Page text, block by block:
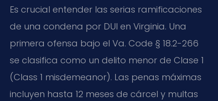
Es crucial entender las serias ramificaciones
de una condena por DUI en Virginia. Una
primera ofensa bajo el Va. Code § 18.2-266
se clasifica como un delito menor de Clase 1
(Class 1 misdemeanor). Las penas máximas
incluyen hasta 12 meses de cárcel y multas